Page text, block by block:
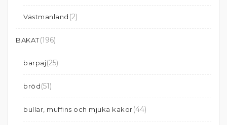
Västmanland (2)
BAKAT(196)
bärpaj(25)
bröd(51)
bullar, muffins och mjuka kakor(44)